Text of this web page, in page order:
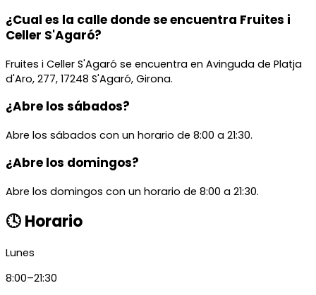
¿Cual es la calle donde se encuentra Fruites i
Celler S'Agaró?
Fruites i Celler S'Agaró se encuentra en Avinguda de Platja
d'Aro, 277, 17248 S'Agaró, Girona.
¿Abre los sábados?
Abre los sábados con un horario de 8:00 a 21:30.
¿Abre los domingos?
Abre los domingos con un horario de 8:00 a 21:30.
🕓 Horario
Lunes
8:00–21:30